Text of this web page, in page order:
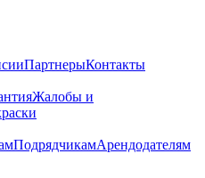
ПартнерыКонтакты
Жалобы и
ПодрядчикамАрендодателям